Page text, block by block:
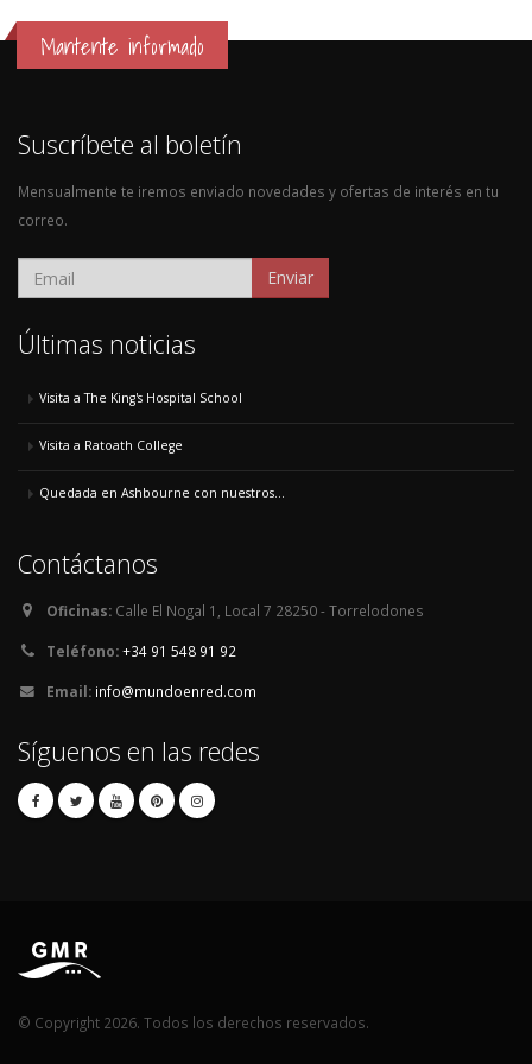
Mantente informado
Suscríbete al boletín
Mensualmente te iremos enviado novedades y ofertas de interés en tu
correo.
Enviar
Últimas noticias
Visita a The King's Hospital School
Visita a Ratoath College
Quedada en Ashbourne con nuestros...
Contáctanos
Oficinas: Calle El Nogal 1, Local 7 28250 - Torrelodones
Teléfono:+34 91 548 91 92
Email: info@mundoenred.com
Síguenos en las redes
© Copyright 2026. Todos los derechos reservados.